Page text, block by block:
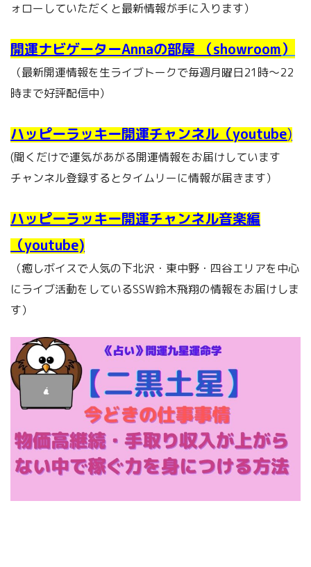
ォローしていただくと最新情報が手に入ります）
開運ナビゲーターAnnaの部屋 （showroom）
（最新開運情報を生ライブトークで毎週月曜日21時～22
時まで好評配信中）
ハッピーラッキー開運チャンネル（youtube)
(聞くだけで運気があがる開運情報をお届けしています
チャンネル登録するとタイムリーに情報が届きます）
ハッピーラッキー開運チャンネル音楽編
（youtube)
（癒しボイスで人気の下北沢・東中野・四谷エリアを中心
にライブ活動をしているSSW鈴木飛翔の情報をお届けしま
す）